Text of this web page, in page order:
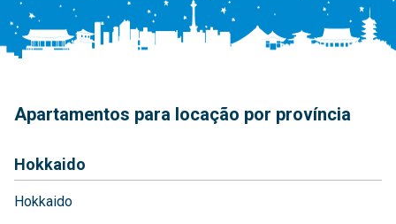
Apartamentos para locação por província
Hokkaido
Hokkaido